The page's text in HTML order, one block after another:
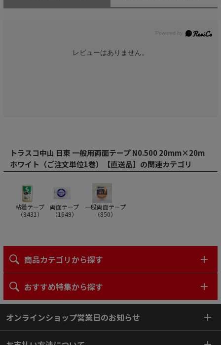
レビューはありません。
トラスコ中山 日東 一般用両面テープ N0.500 20mm×20m
ホワイト（ご注文単位1巻）【直送品】の関連カテゴリ
粘着テープ
（9431）
両面テープ
（1649）
一般両面テープ
（850）
商品カテゴリから探す
おすすめ特集から探す
オンラインショップ営業日のお知らせ